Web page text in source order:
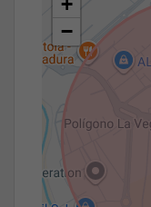
−